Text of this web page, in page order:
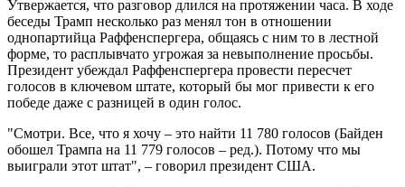
Утвержается, что разговор длился на протяжении часа. В ходе
беседы Трамп несколько раз менял тон в отношении
однопартийца Раффенспергера, общаясь с ним то в лестной
форме, то расплывчато угрожая за невыполнение просьбы.
Президент убеждал Раффенспергера провести пересчет
голосов в ключевом штате, который бы мог привести к его
победе даже с разницей в один голос.
"Смотри. Все, что я хочу – это найти 11 780 голосов (Байден
обошел Трампа на 11 779 голосов – ред.). Потому что мы
выиграли этот штат", – говорил президент США.